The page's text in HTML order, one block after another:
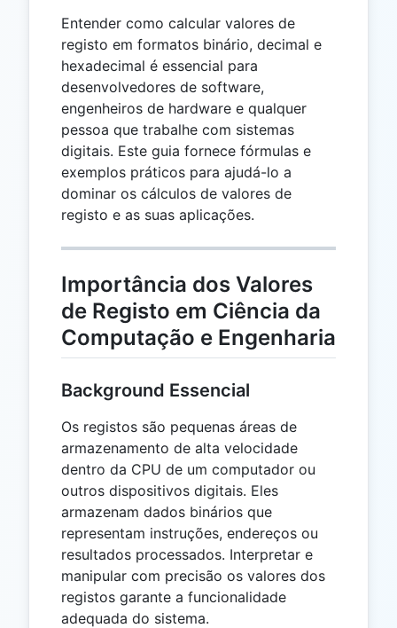
Entender como calcular valores de
registo em formatos binário, decimal e
hexadecimal é essencial para
desenvolvedores de software,
engenheiros de hardware e qualquer
pessoa que trabalhe com sistemas
digitais. Este guia fornece fórmulas e
exemplos práticos para ajudá-lo a
dominar os cálculos de valores de
registo e as suas aplicações.
Importância dos Valores
de Registo em Ciência da
Computação e Engenharia
Background Essencial
Os registos são pequenas áreas de
armazenamento de alta velocidade
dentro da CPU de um computador ou
outros dispositivos digitais. Eles
armazenam dados binários que
representam instruções, endereços ou
resultados processados. Interpretar e
manipular com precisão os valores dos
registos garante a funcionalidade
adequada do sistema.